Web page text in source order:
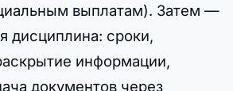
выплатам). Затем —
дисциплина: сроки,
информации,
документов через